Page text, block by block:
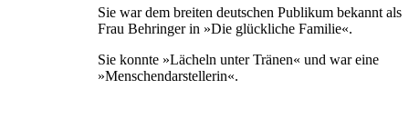
Sie war dem breiten deutschen Publikum bekannt als
Frau Behringer in »Die glückliche Familie«.
Sie konnte »Lächeln unter Tränen« und war eine
»Menschendarstellerin«.